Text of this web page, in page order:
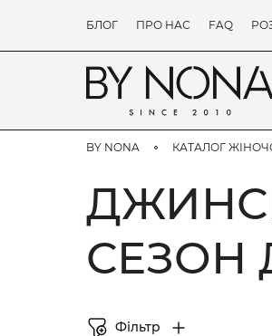
БЛОГ ПРО НАС FAQ
BY NONA КАТАЛОГ
СЕЗОН
Фільтр